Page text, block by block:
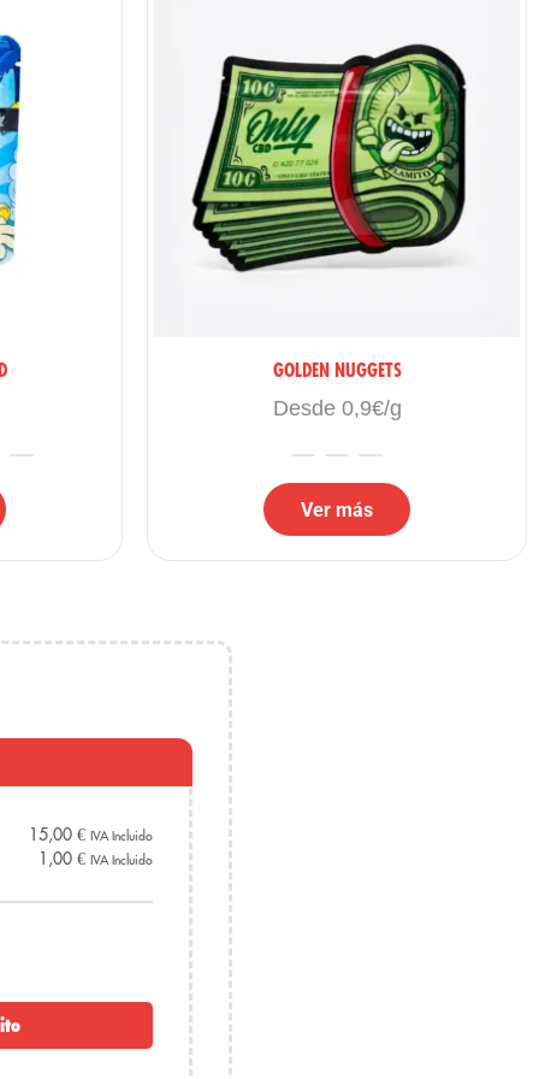
y oscuro.
GOLDEN NUGGETS
Desde 0,9€/g
Ver más
15,00 € IVA Incluido
1,00 € IVA Incluido